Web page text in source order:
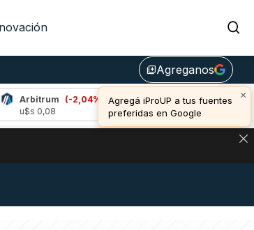
library_addAgreganos
×
Agregá iProUP a tus fuentes
preferidas en Google
(-2,04%)
Bitcoin (-0,63%)
u$s 64.366,00
Y ESTA SEÑAL DEFINE LOS PRECIOS DE